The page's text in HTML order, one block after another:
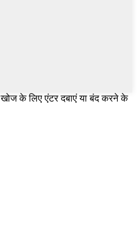
खोज के लिए एंटर दबाएं या बंद करने के